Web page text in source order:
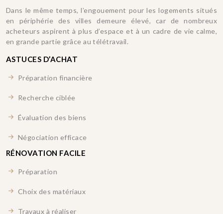
Dans le même temps, l’engouement pour les logements situés
en périphérie des villes demeure élevé, car de nombreux
acheteurs aspirent à plus d’espace et à un cadre de vie calme,
en grande partie grâce au télétravail.
ASTUCES D’ACHAT
Préparation financière
Recherche ciblée
Évaluation des biens
Négociation efficace
RÉNOVATION FACILE
Préparation
Choix des matériaux
Travaux à réaliser